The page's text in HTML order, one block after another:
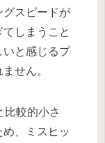
グスピードが
しまうこと
いと感じるプ
せん。
比較的小さ
、ミスヒッ